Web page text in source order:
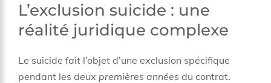
L’exclusion suicide : une
réalité juridique complexe
Le suicide fait l’objet d’une exclusion spécifique
pendant les deux premières années du contrat.